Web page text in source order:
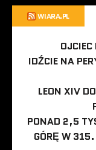
WIARA.PL
IDŹCIE NA
LEON XIV
PONAD 2,5
GÓRĘ W